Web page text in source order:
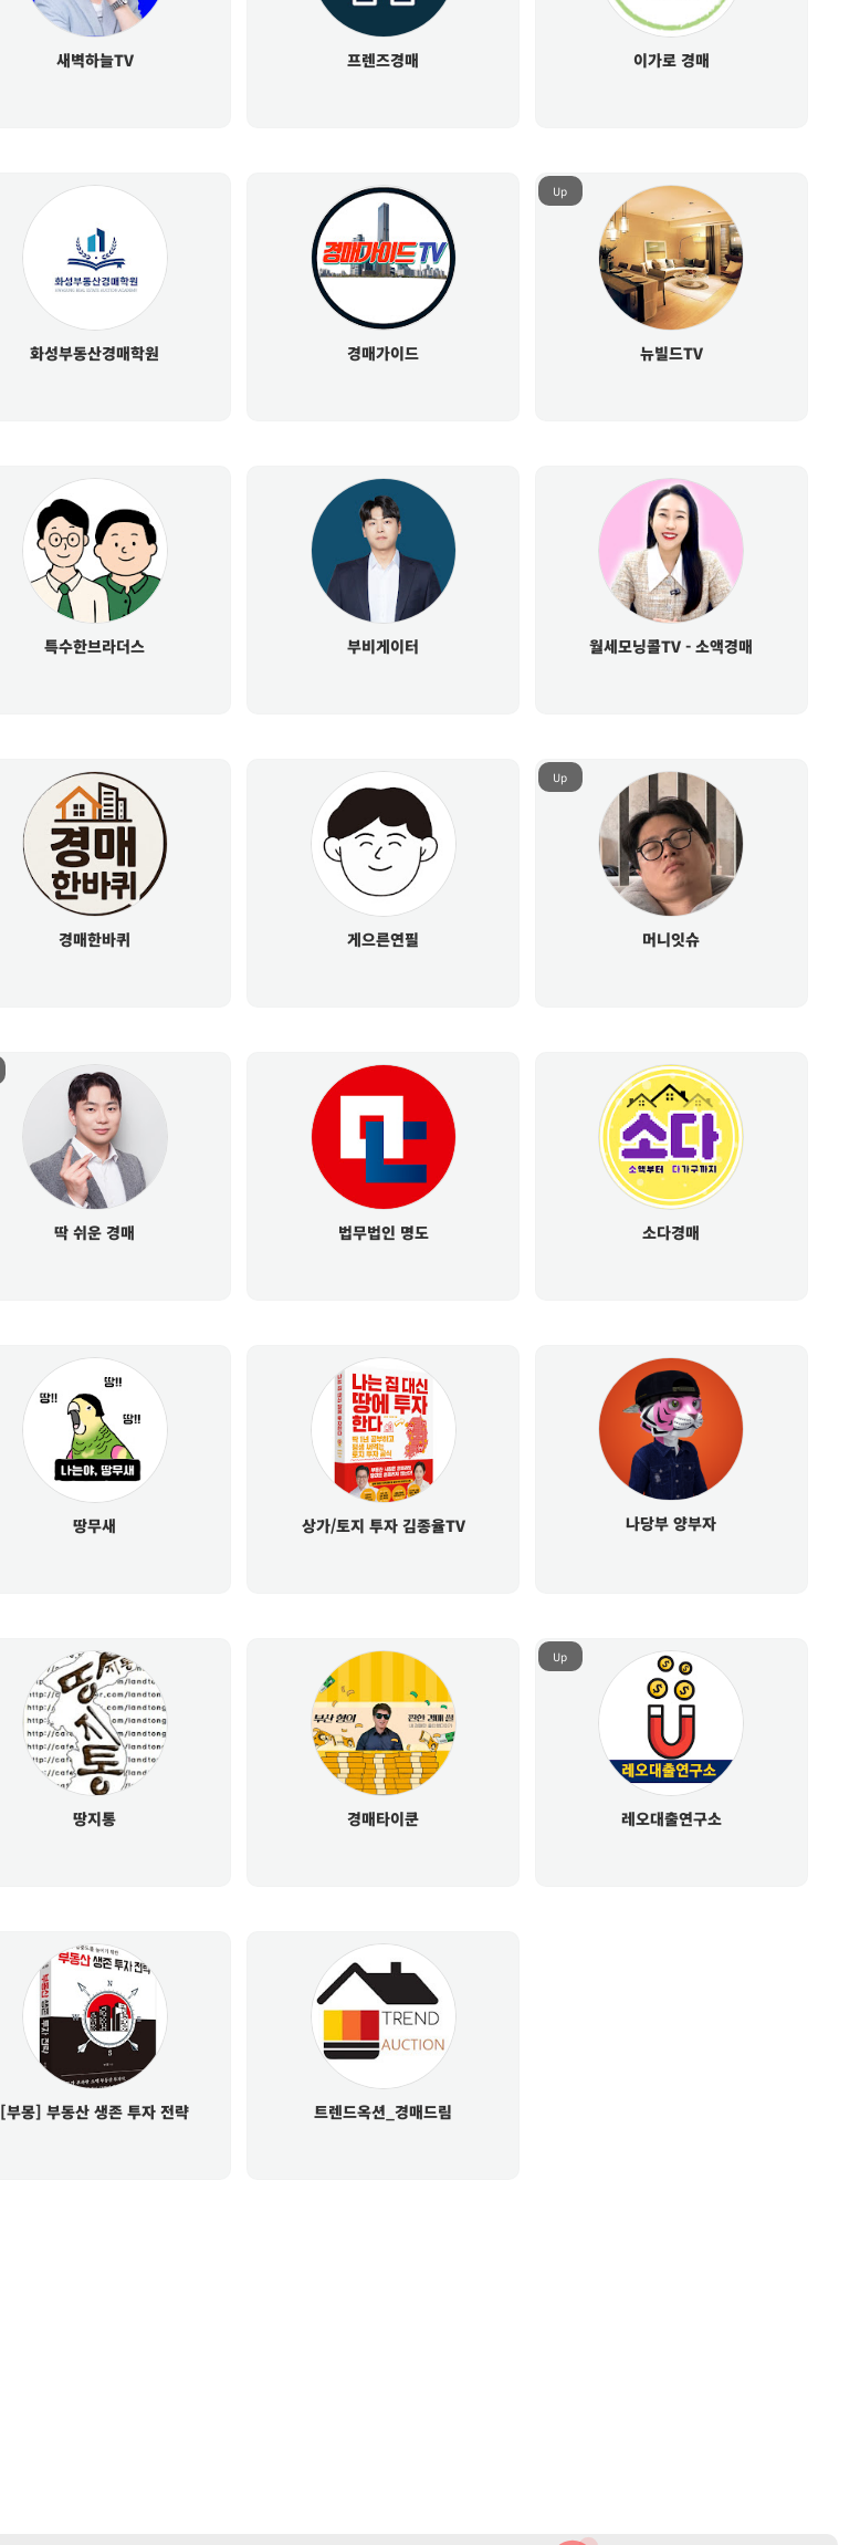
새벽하늘TV 프렌즈경매 이가로 경매
화성부동산경매학원 경매가이드
Up
뉴빌드TV
특수한브라더스 부비게이터 월세모닝콜TV - 소액경매
경매한바퀴 게으른연필
Up
머니잇슈
딱 쉬운 경매 법무법인 명도 소다경매
땅무새 상가/토지 투자 김종율TV 나당부 양부자
땅지통 경매타이쿤
Up
레오대출연구소
[부몽] 부동산 생존 투자 전략 트렌드옥션_경매드림